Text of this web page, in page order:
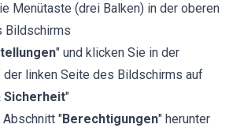
Menütaste (drei Balken) in der oberen
Bildschirms
" und klicken Sie in der
linken Seite des Bildschirms auf
Sicherheit"
"Berechtigungen" herunter